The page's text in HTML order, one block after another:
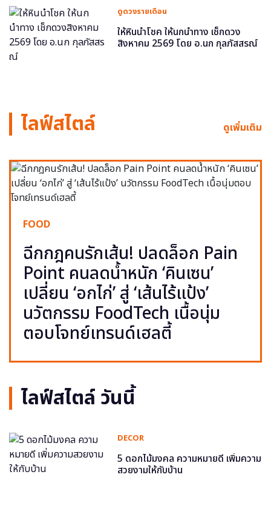
ดูดวงรายเดือน
ให้หินนำโชค ให้นกนำทาง เช็กดวง
สิงหาคม 2569 โดย อ.นก กุลภัสสรณ์
ไลฟ์สไตล์ ดูเพิ่มเติม
FOOD
ฉีกกฎคนรักเส้น! ปลดล็อก Pain
Point คนลดน้ำหนัก ‘คินเซน’
เปลี่ยน ‘อกไก่’ สู่ ‘เส้นไร้แป้ง’
นวัตกรรม FoodTech เนื้อนุ่ม
ตอบโจทย์เทรนด์เฮลตี้
ไลฟ์สไตล์ วันนี้
DECOR
5 ดอกไม้มงคล ความหมายดี เพิ่มความ
สวยงามให้กับบ้าน